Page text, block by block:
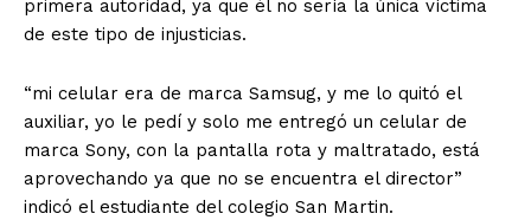
primera autoridad, ya que él no sería la única víctima
de este tipo de injusticias.
“mi celular era de marca Samsug, y me lo quitó el
auxiliar, yo le pedí y solo me entregó un celular de
marca Sony, con la pantalla rota y maltratado, está
aprovechando ya que no se encuentra el director”
indicó el estudiante del colegio San Martin.